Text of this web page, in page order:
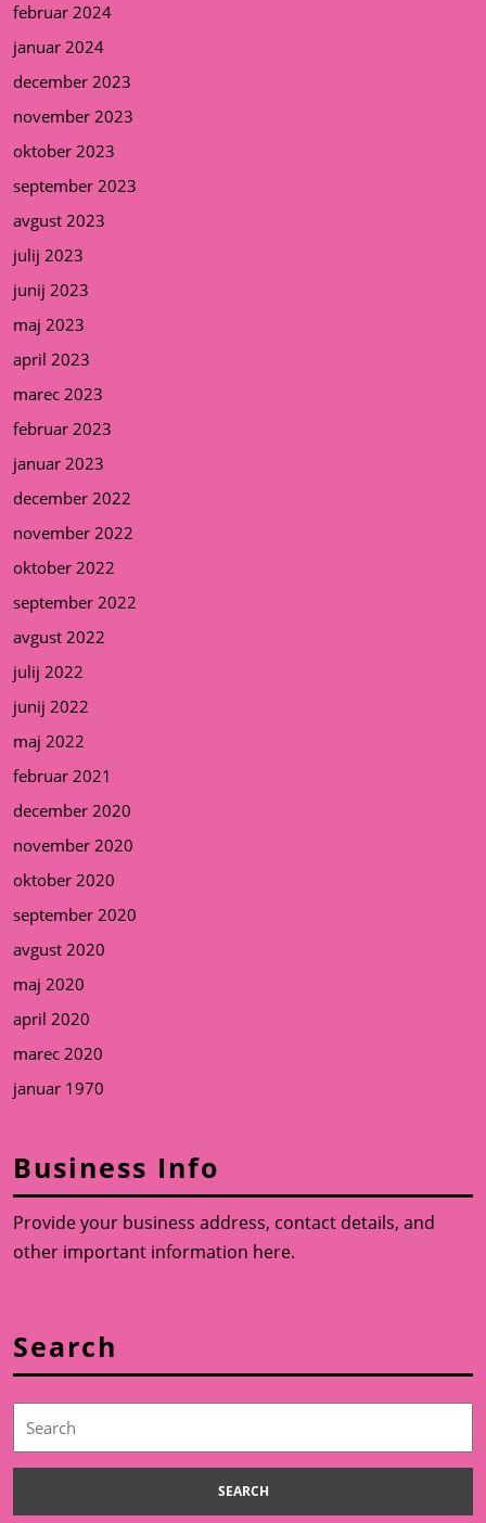
februar 2024
januar 2024
december 2023
november 2023
oktober 2023
september 2023
avgust 2023
julij 2023
junij 2023
maj 2023
april 2023
marec 2023
februar 2023
januar 2023
december 2022
november 2022
oktober 2022
september 2022
avgust 2022
julij 2022
junij 2022
maj 2022
februar 2021
december 2020
november 2020
oktober 2020
september 2020
avgust 2020
maj 2020
april 2020
marec 2020
januar 1970
Business Info
Provide your business address, contact details, and
other important information here.
Search
Search
for: